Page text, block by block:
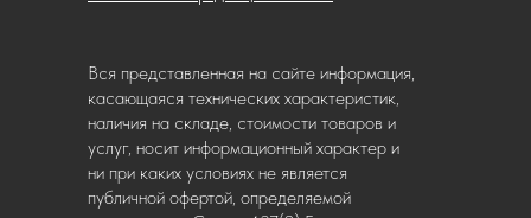
Вся представленная на сайте информация,
касающаяся технических характеристик,
наличия на складе, стоимости товаров и
услуг, носит информационный характер и
ни при каких условиях не является
публичной офертой, определяемой